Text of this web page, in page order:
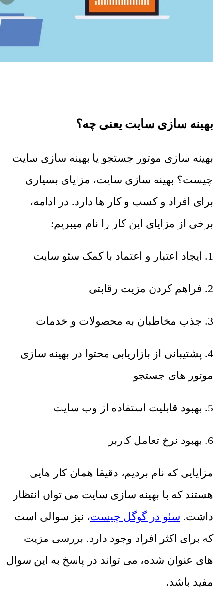
بهینه سازی سایت یعنی چه؟
بهینه سازی موتور جستجو یا بهینه سازی سایت
چیست؟ بهینه سازی سایت، مزایای بسیاری
برای افراد و کسب و کار ها دارد. در ادامه،
برخی از مزایای این کار را نام میبریم:
1. ایجاد اعتبار و اعتماد با کمک سئو سایت
2. فراهم کردن مزیت رقابتی
3. جذب مخاطبان به محصولات و خدمات
4. پشتیبانی از بازاریابی محتوا در بهینه سازی
موتور های جستجو
5. بهبود قابلیت استفاده از وب سایت
6. بهبود نرخ تعامل کاربر
مزایایی که نام بردیم، دقیقا همان کار هایی
هستند که با بهینه سازی سایت می توان انتظار
داشت. سئو در گوگل چیست، نیز سوالی است
که برای اکثر افراد وجود دارد. بررسی مزیت
های عنوان شده، می تواند در پاسخ به این سوال
مفید باشد.